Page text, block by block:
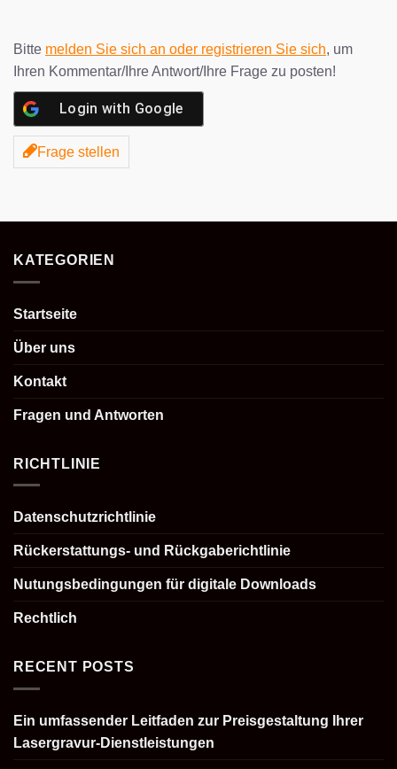
Bitte melden Sie sich an oder registrieren Sie sich, um
Ihren Kommentar/Ihre Antwort/Ihre Frage zu posten!
Login with Google
Frage stellen
KATEGORIEN
Startseite
Über uns
Kontakt
Fragen und Antworten
RICHTLINIE
Datenschutzrichtlinie
Rückerstattungs- und Rückgaberichtlinie
Nutungsbedingungen für digitale Downloads
Rechtlich
RECENT POSTS
Ein umfassender Leitfaden zur Preisgestaltung Ihrer
Lasergravur-Dienstleistungen